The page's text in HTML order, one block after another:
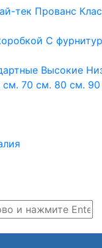
тек Прованс
С
Высокие
см. 70 см. 80 см.